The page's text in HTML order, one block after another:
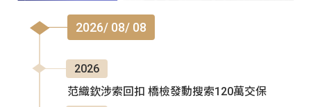
2026/ 08/ 08
2026
范織欽涉索回扣 橋檢發動搜索120萬交保